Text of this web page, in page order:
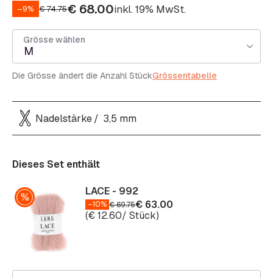
–9% €74.75€ 68.00inkl. 19% MwSt.
Grösse wählen
M
Die Grösse ändert die Anzahl StückGrössentabelle
Nadelstärke 3,5 mm
Dieses Set enthält
LACE - 992
–10% €69.75€ 63.00
(€12.60/ Stück)